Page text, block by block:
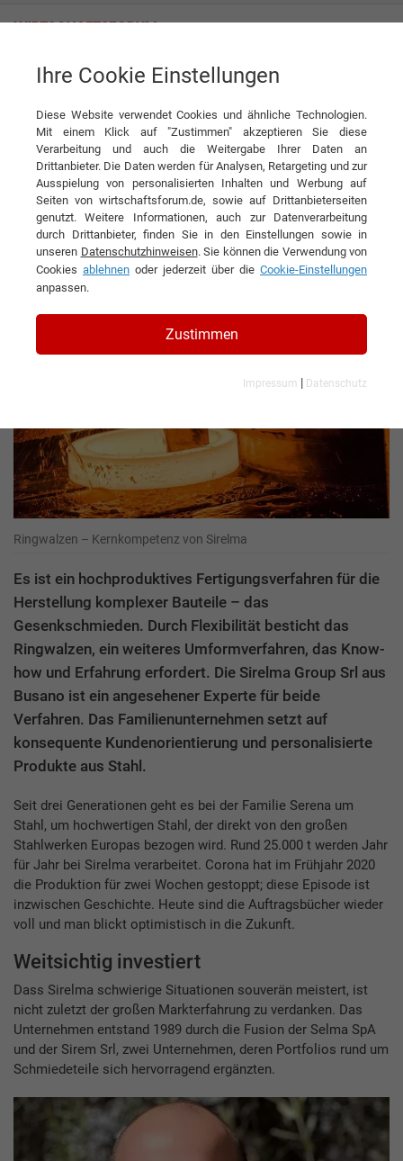
Sirelma Group Srl Eine Familie, eine Vision
Interview Sirelma Group Srl
DIESEN ARTIKEL EMPFEHLEN
Eine Familie, eine Vision
Interview mit Stefano Serena,
Geschäftsführer der Sirelma Group Srl
Ringwalzen – Kernkompetenz von Sirelma
Es ist ein hochproduktives Fertigungsverfahren für die
Herstellung komplexer Bauteile – das
Gesenkschmieden. Durch Flexibilität besticht das
Ringwalzen, ein weiteres Umformverfahren, das Know-
how und Erfahrung erfordert. Die Sirelma Group Srl aus
Busano ist ein angesehener Experte für beide
Verfahren. Das Familienunternehmen setzt auf
konsequente Kundenorientierung und personalisierte
Produkte aus Stahl.
Seit drei Generationen geht es bei der Familie Serena um
Stahl, um hochwertigen Stahl, der direkt von den großen
Stahlwerken Europas bezogen wird. Rund 25.000 t werden Jahr
für Jahr bei Sirelma verarbeitet. Corona hat im Frühjahr 2020
die Produktion für zwei Wochen gestoppt; diese Episode ist
inzwischen Geschichte. Heute sind die Auftragsbücher wieder
voll und man blickt optimistisch in die Zukunft.
Weitsichtig investiert
Dass Sirelma schwierige Situationen souverän meistert, ist
nicht zuletzt der großen Markterfahrung zu verdanken. Das
Unternehmen entstand 1989 durch die Fusion der Selma SpA
und der Sirem Srl, zwei Unternehmen, deren Portfolios rund um
Schmiedeteile sich hervorragend ergänzten.
Ihre Cookie Einstellungen
Diese Website verwendet Cookies und ähnliche Technologien.
Mit einem Klick auf "Zustimmen" akzeptieren Sie diese
Verarbeitung und auch die Weitergabe Ihrer Daten an
Drittanbieter. Die Daten werden für Analysen, Retargeting und zur
Ausspielung von personalisierten Inhalten und Werbung auf
Seiten von wirtschaftsforum.de, sowie auf Drittanbieterseiten
genutzt. Weitere Informationen, auch zur Datenverarbeitung
durch Drittanbieter, finden Sie in den Einstellungen sowie in
unseren Datenschutzhinweisen. Sie können die Verwendung von
Cookies ablehnen oder jederzeit über die Cookie-Einstellungen
anpassen.
Zustimmen
Impressum | Datenschutz